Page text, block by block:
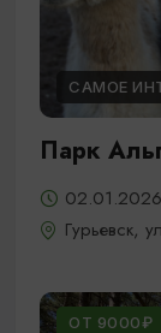
САМОЕ
Парк
Гурьевск,
ОТ 9000₽